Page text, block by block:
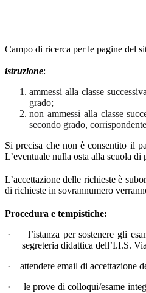
Campo di ricerca per le pagine del
istruzione:
ammessi alla classe
grado;
non ammessi alla classe
secondo grado,
Si precisa che non è consentito il
L’eventuale nulla osta alla scuola di
L’accettazione delle richieste è
di richieste in sovrannumero
Procedura e tempistiche:
·
l’istanza per sostenere gli
segreteria didattica dell’I.I.S.
·
attendere email di accettazione
·
le prove di colloqui/esame